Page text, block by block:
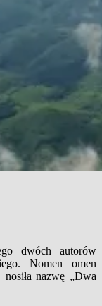
dwóch autorów
Nomen omen
nazwę „Dwa